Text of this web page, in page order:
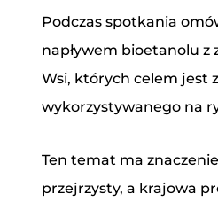
Podczas spotkania
napływem bioetanolu z
Wsi, których celem jest
wykorzystywanego na
Ten temat ma
przejrzysty, a krajowa